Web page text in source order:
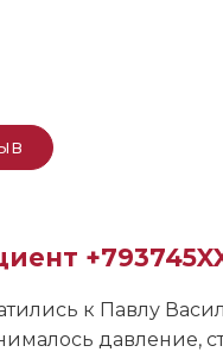
к Павлу
давление,